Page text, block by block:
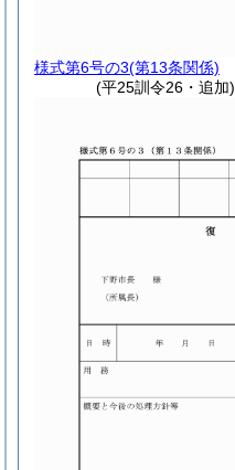
様式第6号の3(第13条関係)
(平25訓令26・追加)